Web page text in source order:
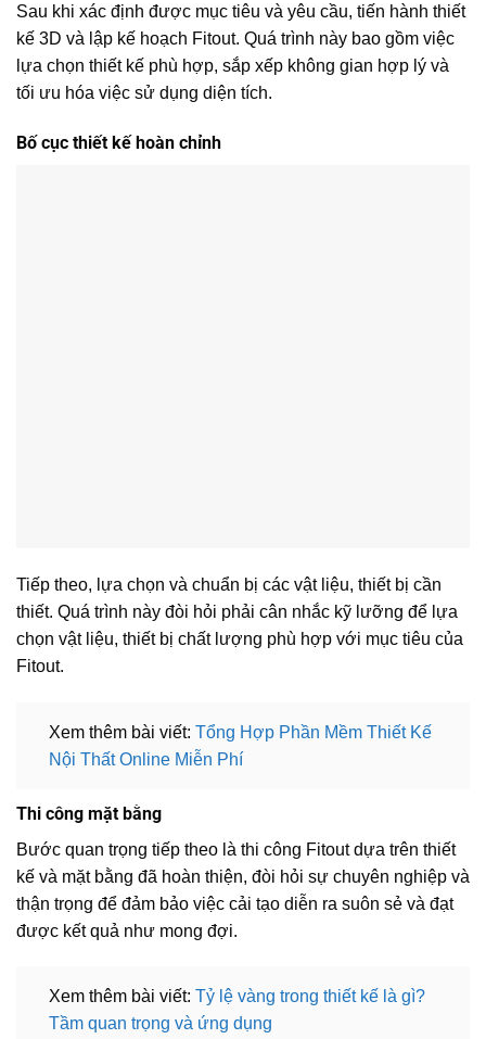
Sau khi xác định được mục tiêu và yêu cầu, tiến hành thiết
kế 3D và lập kế hoạch Fitout. Quá trình này bao gồm việc
lựa chọn thiết kế phù hợp, sắp xếp không gian hợp lý và
tối ưu hóa việc sử dụng diện tích.
Bố cục thiết kế hoàn chỉnh
Tiếp theo, lựa chọn và chuẩn bị các vật liệu, thiết bị cần
thiết. Quá trình này đòi hỏi phải cân nhắc kỹ lưỡng để lựa
chọn vật liệu, thiết bị chất lượng phù hợp với mục tiêu của
Fitout.
Xem thêm bài viết: Tổng Hợp Phần Mềm Thiết Kế
Nội Thất Online Miễn Phí
Thi công mặt bằng
Bước quan trọng tiếp theo là thi công Fitout dựa trên thiết
kế và mặt bằng đã hoàn thiện, đòi hỏi sự chuyên nghiệp và
thận trọng để đảm bảo việc cải tạo diễn ra suôn sẻ và đạt
được kết quả như mong đợi.
Xem thêm bài viết: Tỷ lệ vàng trong thiết kế là gì?
Tầm quan trọng và ứng dụng